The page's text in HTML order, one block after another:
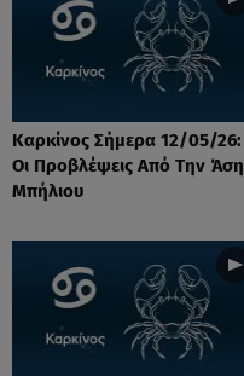
Καρκίνος Σήμερα 12/05/26:
Οι Προβλέψεις Από Την Άση
Μπήλιου